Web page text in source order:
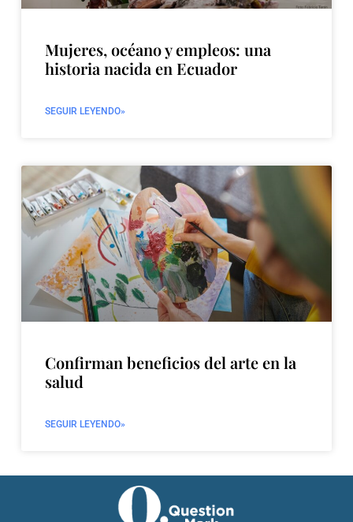
Mujeres, océano y empleos: una
historia nacida en Ecuador
SEGUIR LEYENDO»
Confirman beneficios del arte en la
salud
SEGUIR LEYENDO»